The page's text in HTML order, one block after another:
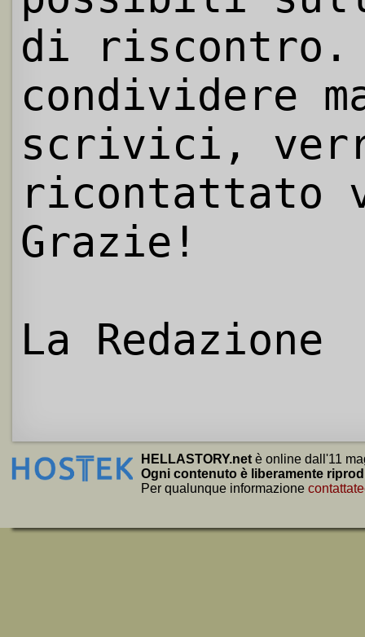
di riscontro.
condividere
scrivici,
ricontattato
Grazie!
La Redazione
HELLASTORY.net è online dall'11
Ogni contenuto è liberamente
Per qualunque informazione